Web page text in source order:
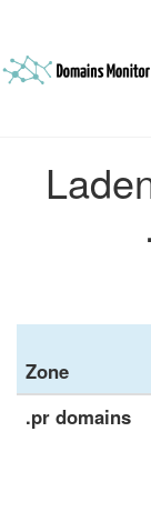
Zone
.pr domains